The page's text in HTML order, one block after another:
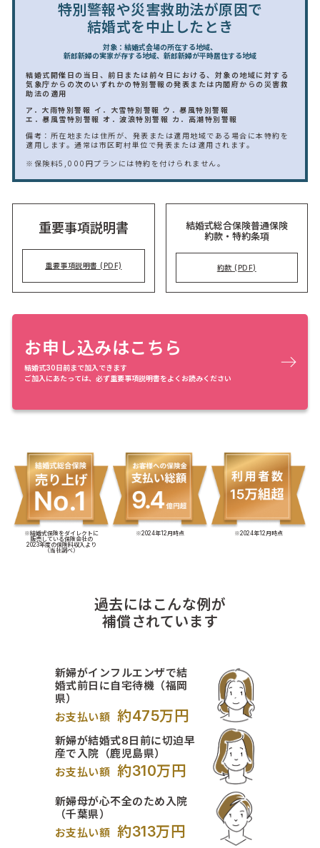
特別警報や災害救助法が原因で
結婚式を中止したとき
対象：結婚式会場の所在する地域、
新郎新婦の実家が存する地域、新郎新婦が平時居住する地域
結婚式開催日の当日、前日または前々日における、対象の地域に対する
気象庁からの次のいずれかの特別警報の発表または内閣府からの災害救
助法の適用
ア．大雨特別警報 イ．大雪特別警報 ウ．暴風特別警報
エ．暴風雪特別警報 オ．波浪特別警報 カ．高潮特別警報
備考：所在地または住所が、発表または適用地域である場合に本特約を
適用します。通常は市区町村単位で発表または適用されます。
※保険料5,000円プランには特約を付けられません。
重要事項説明書
重要事項説明書 (PDF)
結婚式総合保険普通保険
約款・特約条項
約款 (PDF)
お申し込みはこちら
結婚式30日前まで加入できます
ご加入にあたっては、必ず重要事項説明書をよくお読みください
※結婚式保険をダイレクトに
販売している保険会社の
2023年度の保険料収入より
（当社調べ）
※2024年12月時点 ※2024年12月時点
過去にはこんな例が
補償されています
新婦がインフルエンザで結
婚式前日に自宅待機（福岡
県）
お支払い額 約475万円
新婦が結婚式8日前に切迫早
産で入院（鹿児島県）
お支払い額 約310万円
新婦母が心不全のため入院
（千葉県）
お支払い額 約313万円